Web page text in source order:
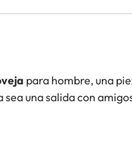
para hombre, una
una salida con